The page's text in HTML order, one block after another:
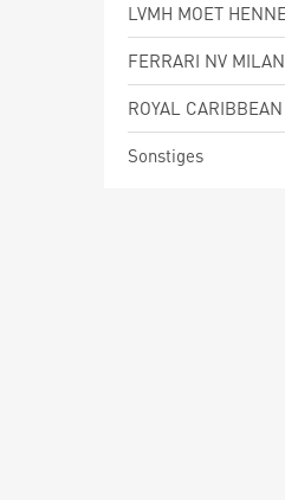
FERRARI NV MILAN
Sonstiges